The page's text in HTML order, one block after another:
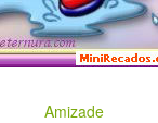
Amizade